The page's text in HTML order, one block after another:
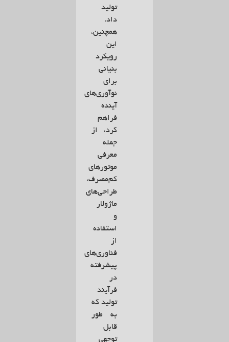
تولید
داد.
همچنین،
این
رویکرد
بنیانی
برای
نوآوری‌های
آینده
فراهم
کرد، از
جمله
معرفی
موتورهای
کم‌مصرف،
طراحی‌های
ماژولار
و
استفاده
از
فناوری‌های
پیشرفته
در
فرآیند
تولید که
به طور
قابل
توجهی